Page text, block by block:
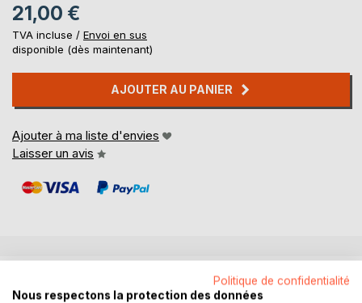
21,00 €
TVA incluse / Envoi en sus
disponible (dès maintenant)
AJOUTER AU PANIER
Ajouter à ma liste d'envies
Laisser un avis
Politique de confidentialité
Nous respectons la protection des données